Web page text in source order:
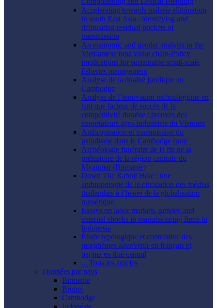
Accelerating towards malaria elimination
in south East Asia : identifying and
delineating residual pockets of
transmission
An economic and gender analysis in the
Vietnamese tuna value chain-Policy
implications for sustainable small-scale
fisheries management
Analyse de la dualité juridique au
Cambodge
Analyse de l’innovation technologique en
tant que facteur de succès de la
compétitivité durable : preuves des
exportateurs agro-industriels du Vietnam
Anthropisation et transmission du
paludisme dans le Cambodge rural
Archéologie funéraire de la fin de la
préhistoire de la région centrale du
Myanmar (Birmanie)
Down The Rabbit Hole : une
anthropologie de la circulation des médias
thaïlandais à l’heure de la globalisation
numérique
Essays on labor markets, gender, and
external shocks in manufacturing firms in
Indonesia
Étude typologique et contrastive des
morphèmes aller/venir en français et
paj/ma en thaï central
... Tous les articles
Données par pays
Birmanie
Brunei
Cambodge